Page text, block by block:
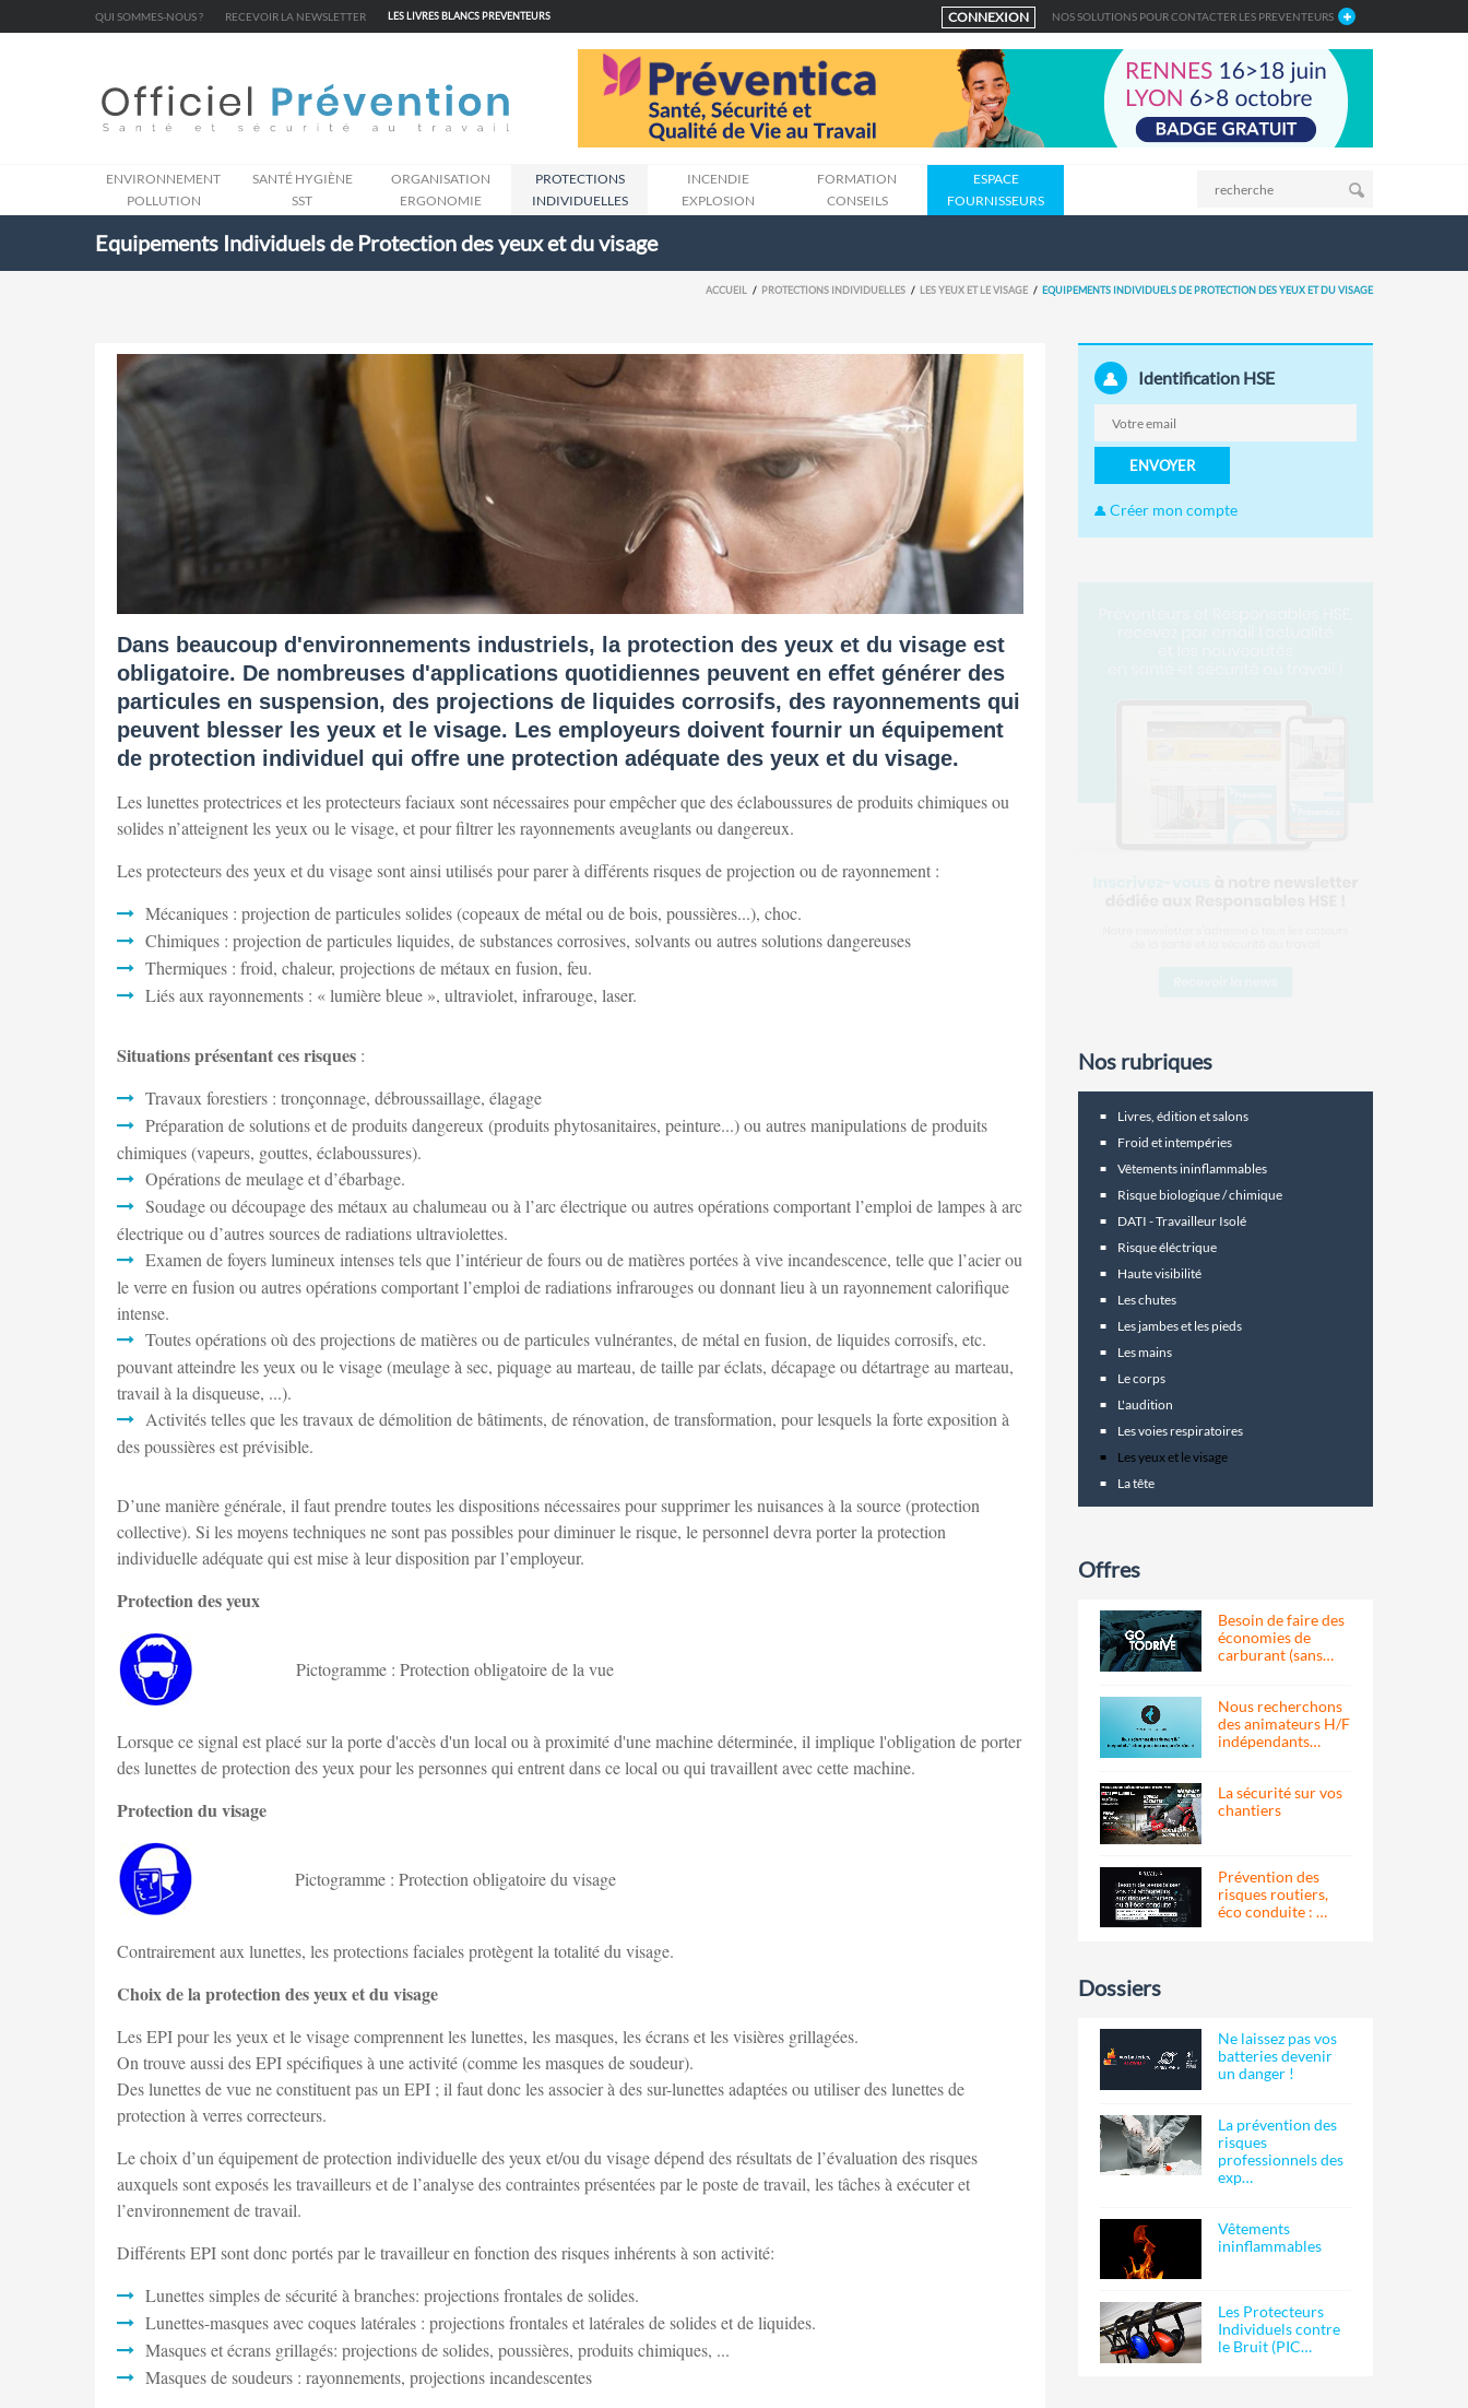
QUI SOMMES-NOUS ? RECEVOIR LA NEWSLETTER LES LIVRES BLANCS PREVENTEURS CONNEXION NOS SOLUTIONS POUR CONTACTER LES PREVENTEURS
ENVIRONNEMENT
POLLUTION
SANTÉ HYGIÈNE
SST
ORGANISATION
ERGONOMIE
PROTECTIONS
INDIVIDUELLES
INCENDIE
EXPLOSION
FORMATION
CONSEILS
ESPACE
FOURNISSEURS
Equipements Individuels de Protection des yeux et du visage
ACCUEIL PROTECTIONS INDIVIDUELLES LES YEUX ET LE VISAGE EQUIPEMENTS INDIVIDUELS DE PROTECTION DES YEUX ET DU VISAGE
Dans beaucoup d'environnements industriels, la protection des yeux et du visage est
obligatoire. De nombreuses d'applications quotidiennes peuvent en effet générer des
particules en suspension, des projections de liquides corrosifs, des rayonnements qui
peuvent blesser les yeux et le visage. Les employeurs doivent fournir un équipement
de protection individuel qui offre une protection adéquate des yeux et du visage.
Les lunettes protectrices et les protecteurs faciaux sont nécessaires pour empêcher que des éclaboussures de produits chimiques ou
solides n’atteignent les yeux ou le visage, et pour filtrer les rayonnements aveuglants ou dangereux.
Les protecteurs des yeux et du visage sont ainsi utilisés pour parer à différents risques de projection ou de rayonnement :
Mécaniques : projection de particules solides (copeaux de métal ou de bois, poussières...), choc.
Chimiques : projection de particules liquides, de substances corrosives, solvants ou autres solutions dangereuses
Thermiques : froid, chaleur, projections de métaux en fusion, feu.
Liés aux rayonnements : « lumière bleue », ultraviolet, infrarouge, laser.
Situations présentant ces risques :
Travaux forestiers : tronçonnage, débroussaillage, élagage
Préparation de solutions et de produits dangereux (produits phytosanitaires, peinture...) ou autres manipulations de produits
chimiques (vapeurs, gouttes, éclaboussures).
Opérations de meulage et d’ébarbage.
Soudage ou découpage des métaux au chalumeau ou à l’arc électrique ou autres opérations comportant l’emploi de lampes à arc
électrique ou d’autres sources de radiations ultraviolettes.
Examen de foyers lumineux intenses tels que l’intérieur de fours ou de matières portées à vive incandescence, telle que l’acier ou
le verre en fusion ou autres opérations comportant l’emploi de radiations infrarouges ou donnant lieu à un rayonnement calorifique
intense.
Toutes opérations où des projections de matières ou de particules vulnérantes, de métal en fusion, de liquides corrosifs, etc.
pouvant atteindre les yeux ou le visage (meulage à sec, piquage au marteau, de taille par éclats, décapage ou détartrage au marteau,
travail à la disqueuse, ...).
Activités telles que les travaux de démolition de bâtiments, de rénovation, de transformation, pour lesquels la forte exposition à
des poussières est prévisible.
D’une manière générale, il faut prendre toutes les dispositions nécessaires pour supprimer les nuisances à la source (protection
collective). Si les moyens techniques ne sont pas possibles pour diminuer le risque, le personnel devra porter la protection
individuelle adéquate qui est mise à leur disposition par l’employeur.
Protection des yeux
Pictogramme : Protection obligatoire de la vue
Lorsque ce signal est placé sur la porte d'accès d'un local ou à proximité d'une machine déterminée, il implique l'obligation de porter
des lunettes de protection des yeux pour les personnes qui entrent dans ce local ou qui travaillent avec cette machine.
Protection du visage
Pictogramme : Protection obligatoire du visage
Contrairement aux lunettes, les protections faciales protègent la totalité du visage.
Choix de la protection des yeux et du visage
Les EPI pour les yeux et le visage comprennent les lunettes, les masques, les écrans et les visières grillagées.
On trouve aussi des EPI spécifiques à une activité (comme les masques de soudeur).
Des lunettes de vue ne constituent pas un EPI ; il faut donc les associer à des sur-lunettes adaptées ou utiliser des lunettes de
protection à verres correcteurs.
Le choix d’un équipement de protection individuelle des yeux et/ou du visage dépend des résultats de l’évaluation des risques
auxquels sont exposés les travailleurs et de l’analyse des contraintes présentées par le poste de travail, les tâches à exécuter et
l’environnement de travail.
Différents EPI sont donc portés par le travailleur en fonction des risques inhérents à son activité:
Lunettes simples de sécurité à branches: projections frontales de solides.
Lunettes-masques avec coques latérales : projections frontales et latérales de solides et de liquides.
Masques et écrans grillagés: projections de solides, poussières, produits chimiques, ...
Masques de soudeurs : rayonnements, projections incandescentes
Identification HSE
ENVOYER
Créer mon compte
Nos rubriques
Livres, édition et salons
Froid et intempéries
Vêtements ininflammables
Risque biologique / chimique
DATI - Travailleur Isolé
Risque éléctrique
Haute visibilité
Les chutes
Les jambes et les pieds
Les mains
Le corps
L'audition
Les voies respiratoires
Les yeux et le visage
La tête
Offres
Besoin de faire des
économies de
carburant (sans…
Nous recherchons
des animateurs H/F
indépendants…
La sécurité sur vos
chantiers
Prévention des
risques routiers,
éco conduite : …
Dossiers
Ne laissez pas vos
batteries devenir
un danger !
La prévention des
risques
professionnels des
exp…
Vêtements
ininflammables
Les Protecteurs
Individuels contre
le Bruit (PIC…
Cookies management panel